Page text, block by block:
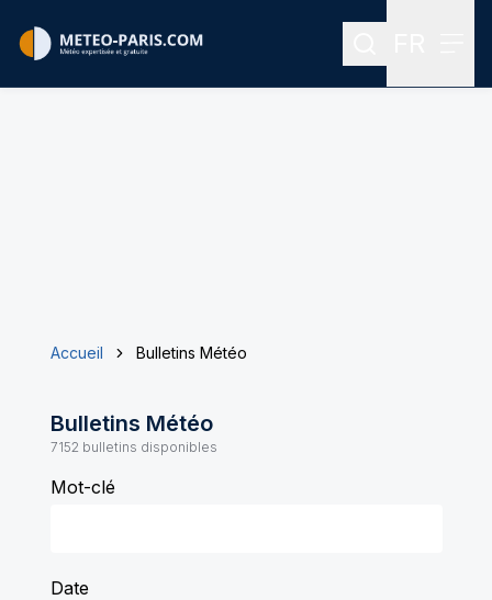
Rechercher
Accueil Bulletins Météo
Bulletins Météo
7152 bulletins disponibles
Mot-clé
Date